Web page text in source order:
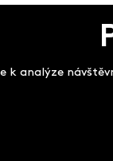
k analýze